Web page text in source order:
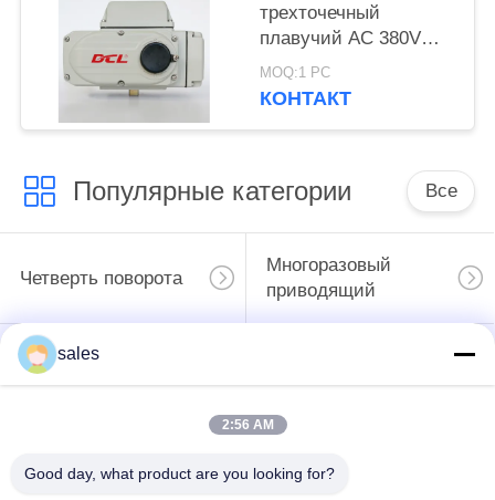
трехточечный
плавучий AC 380V
трехфазный
приводящий
MOQ:1 PC
КОНТАКТ
Популярные категории Все
Четверть поворота
Многоразовый
приводящий
Взрывозащитный
электрический
электрический
Неисправность
sales
2:56 AM
Good day, what product are you looking for?